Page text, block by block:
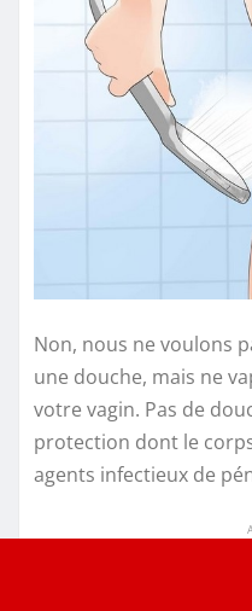
Non, nous ne voulons
une douche, mais ne
votre vagin. Pas de
protection dont le
agents infectieux de